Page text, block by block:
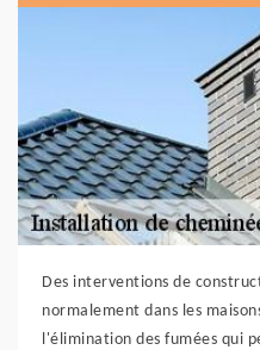
Des interventions de
normalement dans les
l'élimination des fumées qui